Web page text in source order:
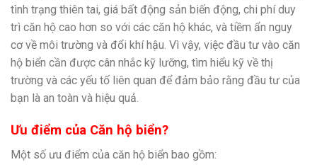
tình trạng thiên tai, giá bất động sản biến động, chi phí duy
trì căn hộ cao hơn so với các căn hộ khác, và tiềm ẩn nguy
cơ về môi trường và đổi khí hậu. Vì vậy, việc đầu tư vào căn
hộ biển cần được cân nhắc kỹ lưỡng, tìm hiểu kỹ về thị
trường và các yếu tố liên quan để đảm bảo rằng đầu tư của
bạn là an toàn và hiệu quả.
Ưu điểm của Căn hộ biển?
Một số ưu điểm của căn hộ biển bao gồm: